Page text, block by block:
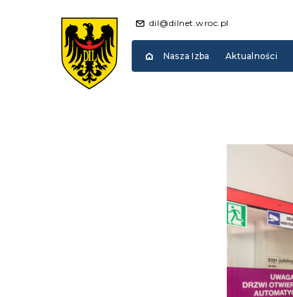
dil@dilnet.wroc.pl
Nasza Izba Aktualności